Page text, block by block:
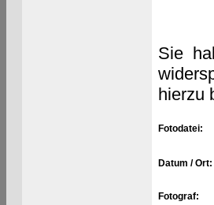
Sie
hierzu
Fotodatei:
Datum / Ort:
Fotograf: